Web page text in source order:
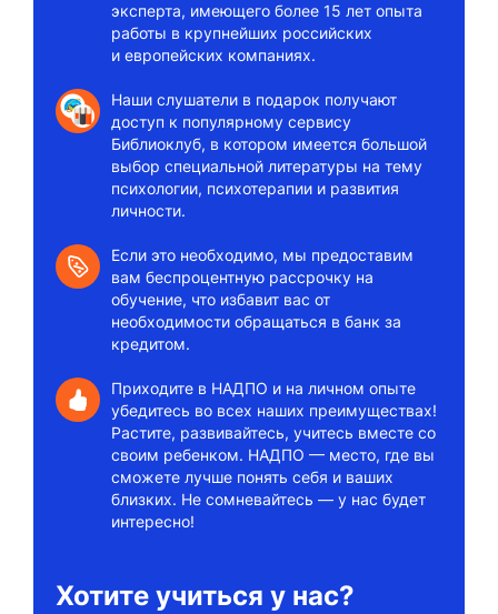
эксперта, имеющего более 15 лет опыта
работы в крупнейших российских
и европейских компаниях.
Наши слушатели в подарок получают
доступ к популярному сервису
Библиоклуб, в котором имеется большой
выбор специальной литературы на тему
психологии, психотерапии и развития
личности.
Если это необходимо, мы предоставим
вам беспроцентную рассрочку на
обучение, что избавит вас от
необходимости обращаться в банк за
кредитом.
Приходите в НАДПО и на личном опыте
убедитесь во всех наших преимуществах!
Растите, развивайтесь, учитесь вместе со
своим ребенком. НАДПО — место, где вы
сможете лучше понять себя и ваших
близких. Не сомневайтесь — у нас будет
интересно!
Хотите учиться у нас?